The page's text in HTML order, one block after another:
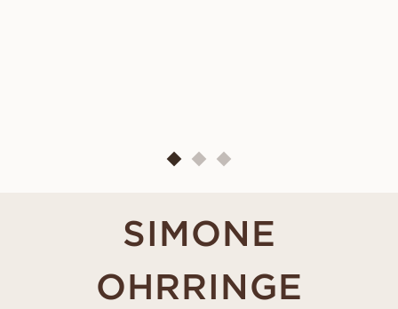
SIMONE
OHRRINGE